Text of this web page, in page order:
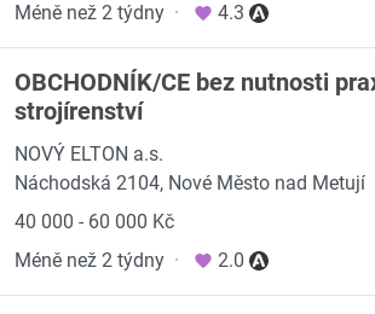
Méně než 2 týdny · 4.3
OBCHODNÍK/CE bez nutnosti
strojírenství
NOVÝ ELTON a.s.
Náchodská 2104, Nové Město nad Metují
40 000 - 60 000 Kč
Méně než 2 týdny · 2.0